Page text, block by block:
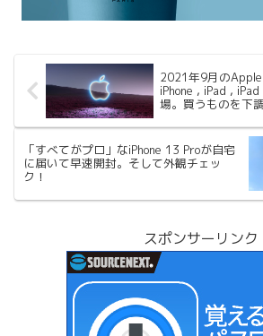
2021年9月の
iPhone , iPad ,
場。買うものを下調
「すべてがプロ」なiPhone 13 Proが自宅
に届いて早速開封。そして外観チェッ
ク！
スポンサーリンク